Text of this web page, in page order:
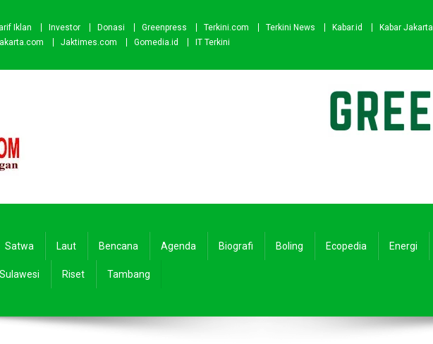
Iklan Investor Donasi Greenpress Terkini.com Terkini News Kabar.id Kabar Jakarta
Jaktimes.com Gomedia.id IT Terkini
Satwa Laut Bencana Agenda Biografi Boling Ecopedia Energi
Sulawesi Riset Tambang